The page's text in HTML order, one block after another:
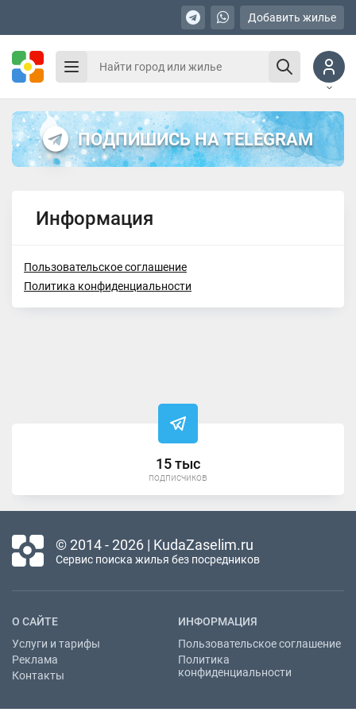
Добавить жилье
ПОДПИШИСЬ НА TELEGRAM
Информация
Пользовательское соглашение
Политика конфиденциальности
15 тыс
подписчиков
© 2014 - 2026 | KudaZaselim.ru
Сервис поиска жилья без посредников
О САЙТЕ
Услуги и тарифы
Реклама
Контакты
ИНФОРМАЦИЯ
Пользовательское соглашение
Политика
конфиденциальности